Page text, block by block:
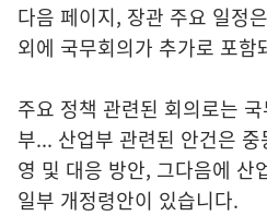
다음 페이지, 장관 주요 일정
외에 국무회의가 추가로 포함
주요 정책 관련된 회의로는
부... 산업부 관련된 안건은
영 및 대응 방안, 그다음에 산
일부 개정령안이 있습니다.